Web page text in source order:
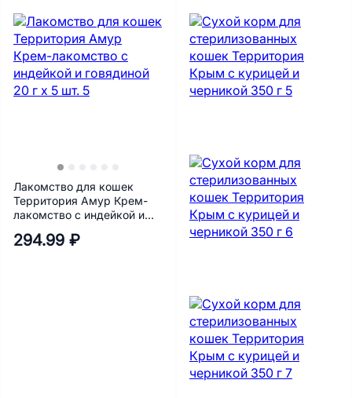
Лакомство для кошек
Территория Амур Крем-
лакомство с индейкой и
294.99 ₽